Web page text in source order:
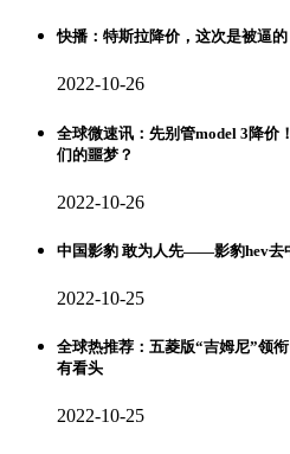
快播：特斯拉降价，这次是被逼的
2022-10-26
全球微速讯：先别管model 3降价
们的噩梦？
2022-10-26
中国影豹 敢为人先——影豹hev去
2022-10-25
全球热推荐：五菱版“吉姆尼”领
有看头
2022-10-25